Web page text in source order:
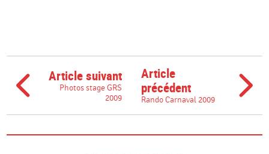
Article suivant
Photos stage GRS
2009
Article
précédent
Rando Carnaval 2009